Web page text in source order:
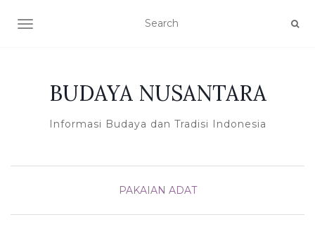
TOGGLE NAVIGATION
BUDAYA NUSANTARA
Informasi Budaya dan Tradisi Indonesia
PAKAIAN ADAT